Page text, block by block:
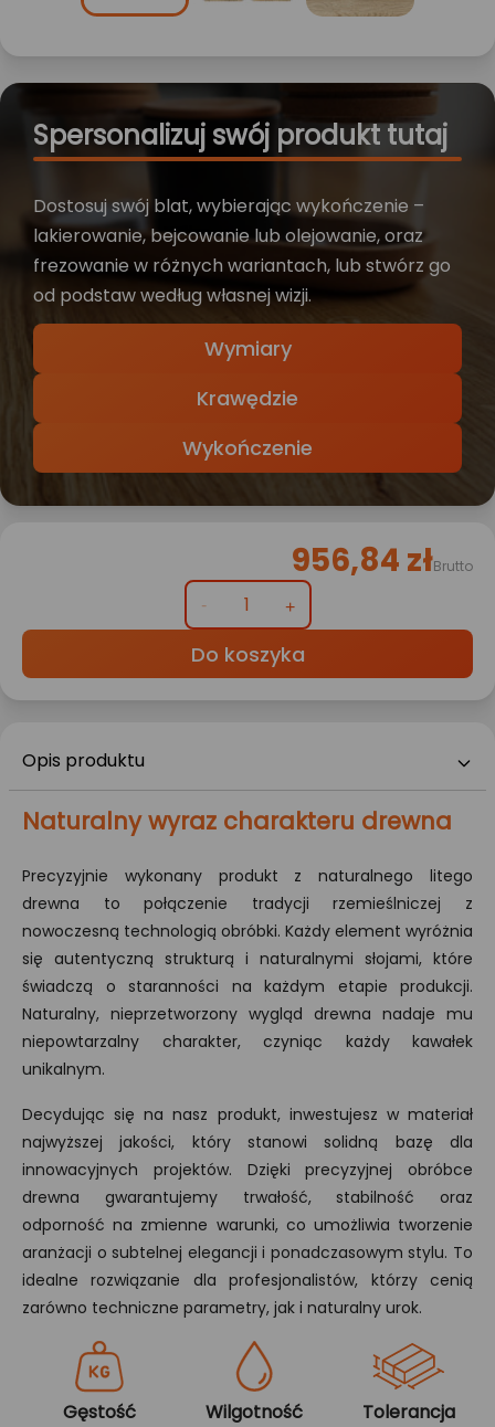
Spersonalizuj swój produkt tutaj
Dostosuj swój blat, wybierając wykończenie –
lakierowanie, bejcowanie lub olejowanie, oraz
frezowanie w różnych wariantach, lub stwórz go
od podstaw według własnej wizji.
Wymiary
Krawędzie
Wykończenie
956,84 złBrutto
Do koszyka
Opis produktu
Naturalny wyraz charakteru drewna
Precyzyjnie wykonany produkt z naturalnego litego
drewna to połączenie tradycji rzemieślniczej z
nowoczesną technologią obróbki. Każdy element wyróżnia
się autentyczną strukturą i naturalnymi słojami, które
świadczą o staranności na każdym etapie produkcji.
Naturalny, nieprzetworzony wygląd drewna nadaje mu
niepowtarzalny charakter, czyniąc każdy kawałek
unikalnym.
Decydując się na nasz produkt, inwestujesz w materiał
najwyższej jakości, który stanowi solidną bazę dla
innowacyjnych projektów. Dzięki precyzyjnej obróbce
drewna gwarantujemy trwałość, stabilność oraz
odporność na zmienne warunki, co umożliwia tworzenie
aranżacji o subtelnej elegancji i ponadczasowym stylu. To
idealne rozwiązanie dla profesjonalistów, którzy cenią
zarówno techniczne parametry, jak i naturalny urok.
Gęstość Wilgotność Tolerancja